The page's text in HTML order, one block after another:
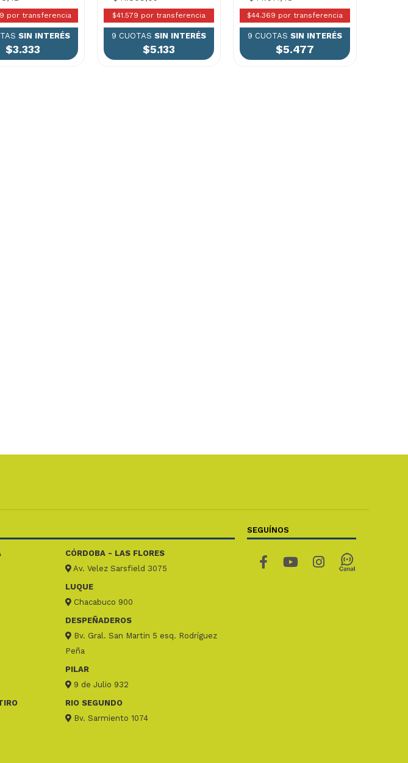
por transferencia
SIN INTERÉS
$3.333
$41.579 por transferencia
9 CUOTAS SIN INTERÉS
$5.133
$44.369 por transferencia
9 CUOTAS SIN INTERÉS
$5.477
CÓRDOBA - LAS FLORES
Av. Velez Sarsfield 3075
LUQUE
Chacabuco 900
DESPEÑADEROS
Bv. Gral. San Martin 5 esq. Rodríguez
Peña
PILAR
9 de Julio 932
RIO SEGUNDO
Bv. Sarmiento 1074
SEGUÍNOS